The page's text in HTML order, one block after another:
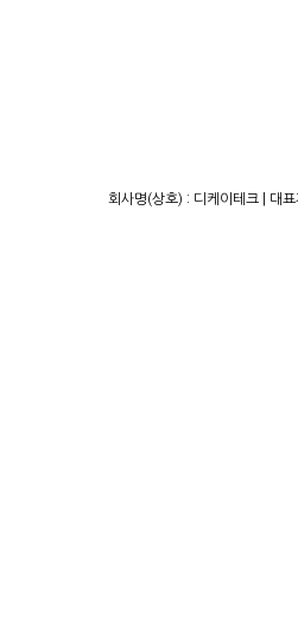
회사명(상호) : 디케이테크 | 대